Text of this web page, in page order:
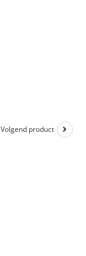
Volgend product